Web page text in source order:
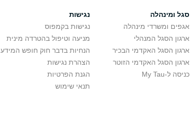
סגל ומינהלה
אגפים ומשרדי מינהלה
ארגון הסגל המנהלי
ארגון הסגל האקדמי הבכיר
ארגון הסגל האקדמי הזוטר
כניסה ל-My Tau
נגישות
נגישות בקמפוס
מניעה וטיפול בהטרדה מינית
הנחיות בדבר חוק חופש המידע
הצהרת נגישות
הגנת הפרטיות
תנאי שימוש